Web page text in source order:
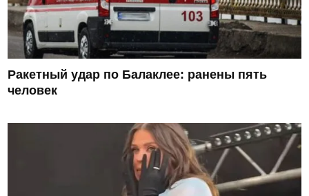
Ракетный удар по Балаклее: ранены пять
человек